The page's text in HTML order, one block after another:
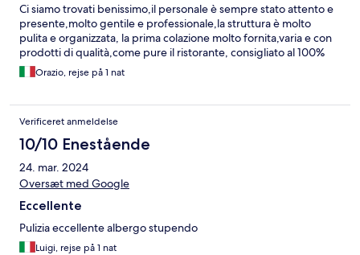
Ci siamo trovati benissimo,il personale è sempre stato attento e
presente,molto gentile e professionale,la struttura è molto
pulita e organizzata, la prima colazione molto fornita,varia e con
prodotti di qualità,come pure il ristorante, consigliato al 100%
Orazio, rejse på 1 nat
Verificeret anmeldelse
10/10 Enestående
24. mar. 2024
Oversæt med Google
Eccellente
Pulizia eccellente albergo stupendo
Luigi, rejse på 1 nat